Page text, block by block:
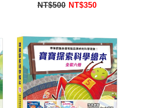
NT$500 NT$350